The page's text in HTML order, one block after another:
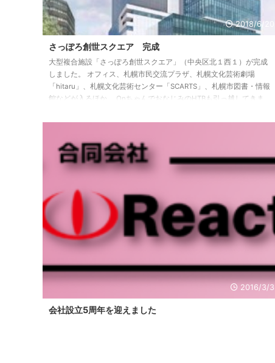
2018/6/20
さっぽろ創世スクエア 完成
大型複合施設「さっぽろ創世スクエア」（中央区北１西１）が完成
しました。 オフィス、札幌市民交流プラザ、札幌文化芸術劇場
「hitaru」、札幌文化芸術センター「SCARTS」、札幌市図書・情報
館などが入るほか、 OnちゃんでおなじみのHTBも引っ越してきま
平岸高台公園から遠くなっちゃいますね。。（笑） これらの施設は
す！ 【引用】日本の超高層ビル・さっぽろ創世スクエア
2016/3/3
会社設立5周年を迎えました